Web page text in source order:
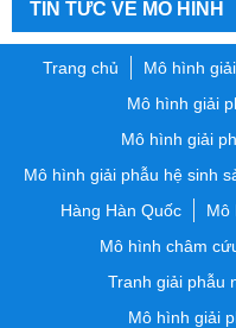
TIN TỨC VỀ MÔ HÌNH
Trang chủ Mô hình
Mô hình giải
Mô hình giải
Mô hình giải phẫu hệ sinh
Hàng Hàn Quốc
Mô
Mô hình châm
Tranh giải phẫu
Mô hình giải